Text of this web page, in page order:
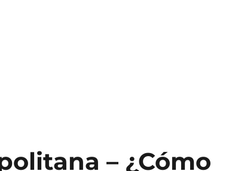
– ¿Cómo